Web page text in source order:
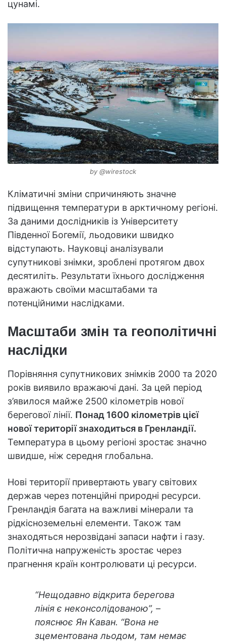
цунамі.
by @wirestock
Кліматичні зміни спричиняють значне
підвищення температури в арктичному регіоні.
За даними дослідників із Університету
Південної Богемії, льодовики швидко
відступають. Науковці аналізували
супутникові знімки, зроблені протягом двох
десятиліть. Результати їхнього дослідження
вражають своїми масштабами та
потенційними наслідками.
Масштаби змін та геополітичні
наслідки
Порівняння супутникових знімків 2000 та 2020
років виявило вражаючі дані. За цей період
з’явилося майже 2500 кілометрів нової
берегової лінії. Понад 1600 кілометрів цієї
нової території знаходиться в Гренландії.
Температура в цьому регіоні зростає значно
швидше, ніж середня глобальна.
Нові території привертають увагу світових
держав через потенційні природні ресурси.
Гренландія багата на важливі мінерали та
рідкісноземельні елементи. Також там
знаходяться нерозвідані запаси нафти і газу.
Політична напруженість зростає через
прагнення країн контролювати ці ресурси.
“Нещодавно відкрита берегова
лінія є неконсолідованою”, –
пояснює Ян Каван. “Вона не
зцементована льодом, там немає